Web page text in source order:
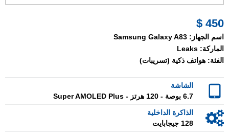
450 $
اسم الجهاز: Samsung Galaxy A83
الماركة: Leaks
الفئة: هواتف ذكية (تسريبات)
الشاشة
6.7 بوصة - 120 هرتز - Super AMOLED Plus
الذاكرة الداخلية
128 جيجابايت